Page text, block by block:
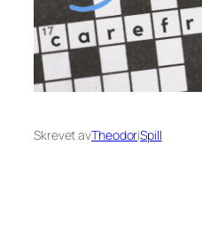
Skrevet avTheodoriSpill